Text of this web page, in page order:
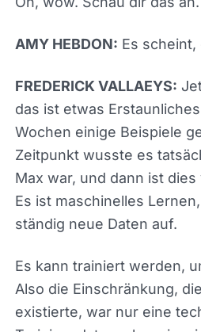
Jahren trainiert wurde.
es nicht, einen Absatz zu
Performance Max ist?
AMY HEBDON:Es scheint,
FREDERICK VALLAEYS:
Also das ist etwas
Zeitpunkt wusste es
Max war, und dann ist
Punkt. Es ist maschinelles